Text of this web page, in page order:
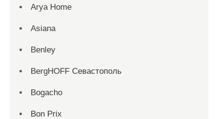
Arya Home
Asiana
Benley
BergHOFF Севастополь
Bogacho
Bon Prix